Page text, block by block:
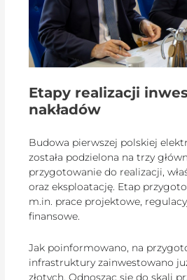
Etapy realizacji
nakładów
Budowa pierwszej polskiej
została podzielona na trzy
przygotowanie do realizacji,
oraz eksploatację. Etap
m.in. prace projektowe,
finansowe.
Jak poinformowano, na
infrastruktury zainwestowano
złotych. Odnosząc się do skali